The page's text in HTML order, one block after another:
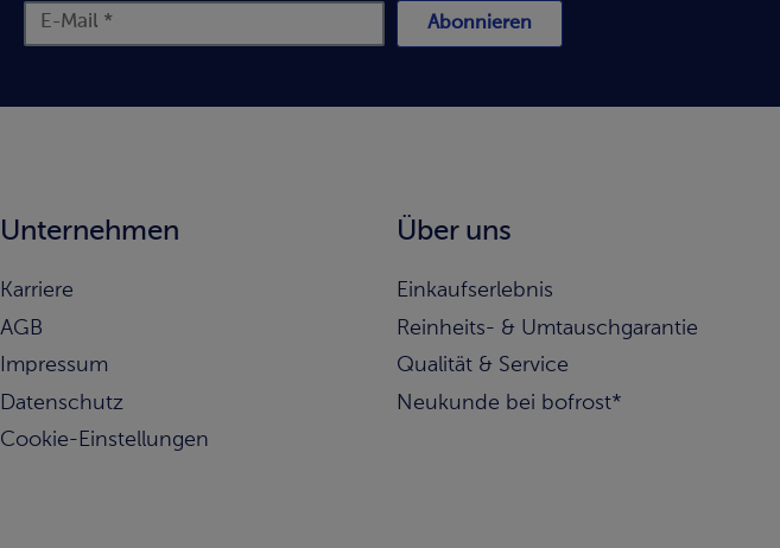
Unternehmen
Karriere
AGB
Impressum
Datenschutz
Cookie-Einstellungen
Über uns
Einkaufserlebnis
Reinheits- & Umtauschgarantie
Qualität & Service
Neukunde bei bofrost*
Abonnieren